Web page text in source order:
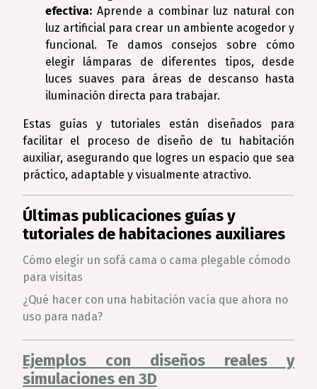
efectiva: Aprende a combinar luz natural con
luz artificial para crear un ambiente acogedor y
funcional. Te damos consejos sobre cómo
elegir lámparas de diferentes tipos, desde
luces suaves para áreas de descanso hasta
iluminación directa para trabajar.
Estas guías y tutoriales están diseñados para
facilitar el proceso de diseño de tu habitación
auxiliar, asegurando que logres un espacio que sea
práctico, adaptable y visualmente atractivo.
Últimas publicaciones guías y
tutoriales de habitaciones auxiliares
Cómo elegir un sofá cama o cama plegable cómodo
para visitas
¿Qué hacer con una habitación vacía que ahora no
uso para nada?
Ejemplos con diseños reales y
simulaciones en 3D